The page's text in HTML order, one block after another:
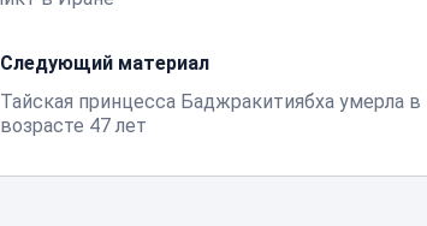
Следующий материал
Тайская принцесса Баджракитиябха умерла в
возрасте 47 лет